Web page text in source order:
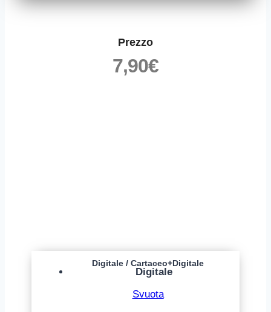
Prezzo
7,90€
Digitale / Cartaceo+Digitale
Digitale
Svuota